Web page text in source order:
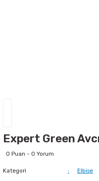
Expert Green
0 Puan - 0 Yorum
Kategori Elbise